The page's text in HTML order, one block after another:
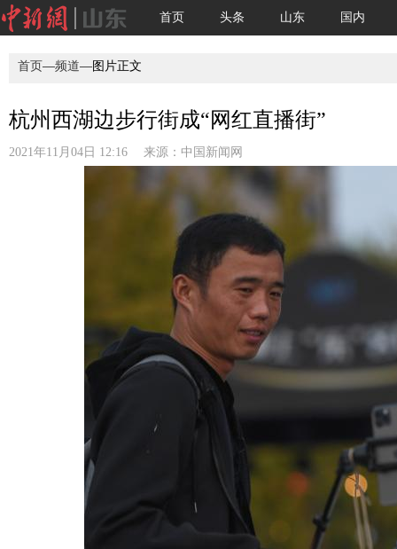
首页 头条 山东 国内
首页—频道—图片正文
杭州西湖边步行街成“网红直播街”
2021年11月04日 12:16 来源： 中国新闻网